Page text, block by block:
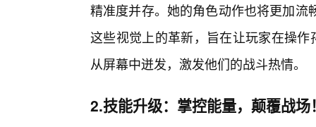
精准度并存。她的角色动作也将更加
这些视觉上的革新，旨在让玩家在操
从屏幕中迸发，激发他们的战斗热情。
2.技能升级：掌控能量，颠覆战场